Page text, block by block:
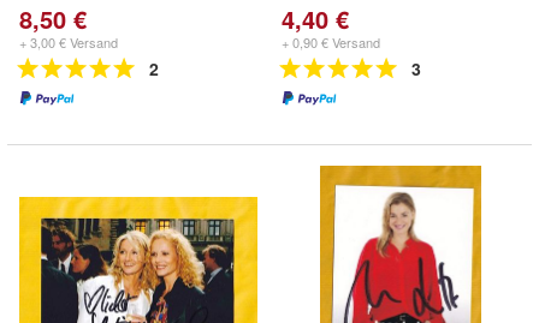
8,50 €
+ 3,00 € Versand
2
4,40 €
+ 0,90 € Versand
3